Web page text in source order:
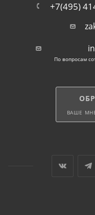
+7(495)
По вопросам
ВАШЕ